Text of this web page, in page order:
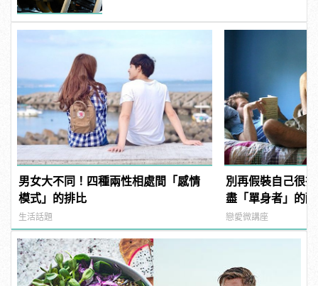
男女大不同！四種兩性相處間「感情
模式」的排比
生活話題
別再假裝自己很
盡「單身者」的
戀愛微講座